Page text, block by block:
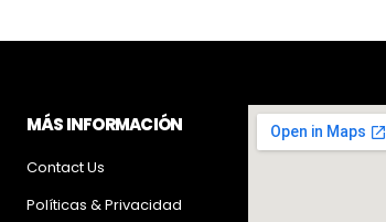
MÁS INFORMACIÓN
Contact Us
Políticas & Privacidad